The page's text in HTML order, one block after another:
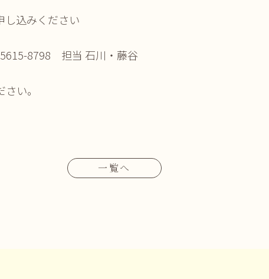
し込みください
8798 担当 石川・藤谷
い。
一覧へ